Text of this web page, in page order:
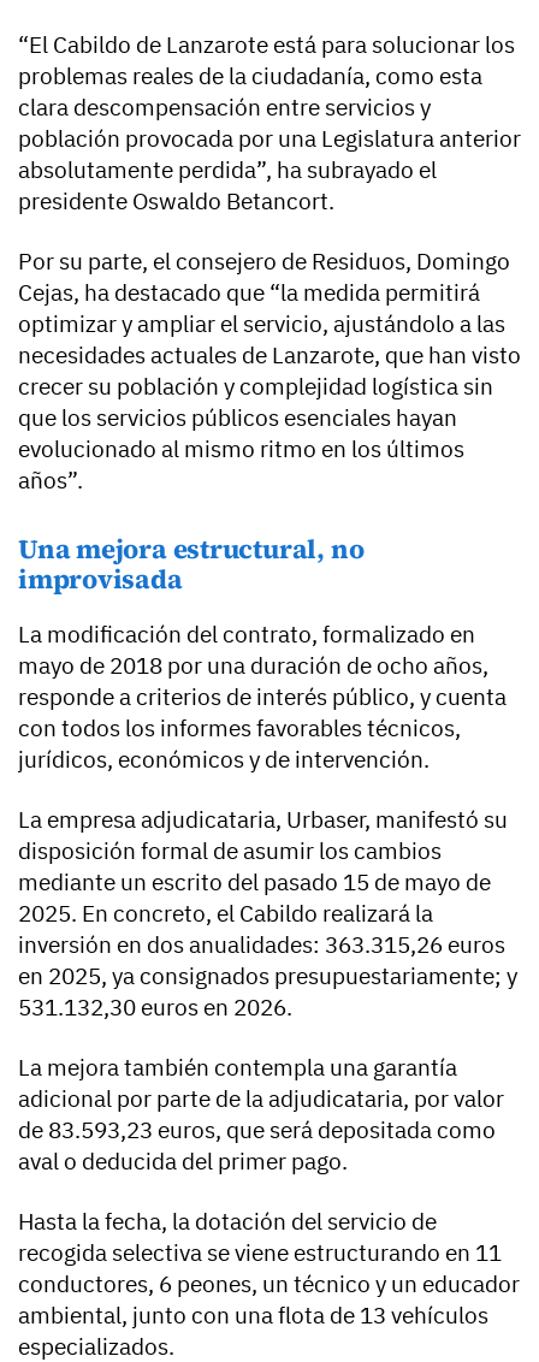
“El Cabildo de Lanzarote está para solucionar los
problemas reales de la ciudadanía, como esta
clara descompensación entre servicios y
población provocada por una Legislatura anterior
absolutamente perdida”, ha subrayado el
presidente Oswaldo Betancort.
Por su parte, el consejero de Residuos, Domingo
Cejas, ha destacado que “la medida permitirá
optimizar y ampliar el servicio, ajustándolo a las
necesidades actuales de Lanzarote, que han visto
crecer su población y complejidad logística sin
que los servicios públicos esenciales hayan
evolucionado al mismo ritmo en los últimos
años”.
Una mejora estructural, no
improvisada
La modificación del contrato, formalizado en
mayo de 2018 por una duración de ocho años,
responde a criterios de interés público, y cuenta
con todos los informes favorables técnicos,
jurídicos, económicos y de intervención.
La empresa adjudicataria, Urbaser, manifestó su
disposición formal de asumir los cambios
mediante un escrito del pasado 15 de mayo de
2025. En concreto, el Cabildo realizará la
inversión en dos anualidades: 363.315,26 euros
en 2025, ya consignados presupuestariamente; y
531.132,30 euros en 2026.
La mejora también contempla una garantía
adicional por parte de la adjudicataria, por valor
de 83.593,23 euros, que será depositada como
aval o deducida del primer pago.
Hasta la fecha, la dotación del servicio de
recogida selectiva se viene estructurando en 11
conductores, 6 peones, un técnico y un educador
ambiental, junto con una flota de 13 vehículos
especializados.